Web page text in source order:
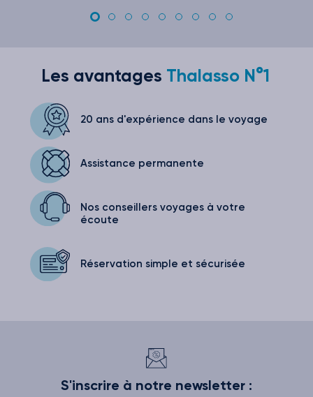
Les avantages Thalasso N°1
20 ans d'expérience dans le voyage
Assistance permanente
Nos conseillers voyagesà votre
écoute
Réservation simple et sécurisée
S'inscrire à notre newsletter :